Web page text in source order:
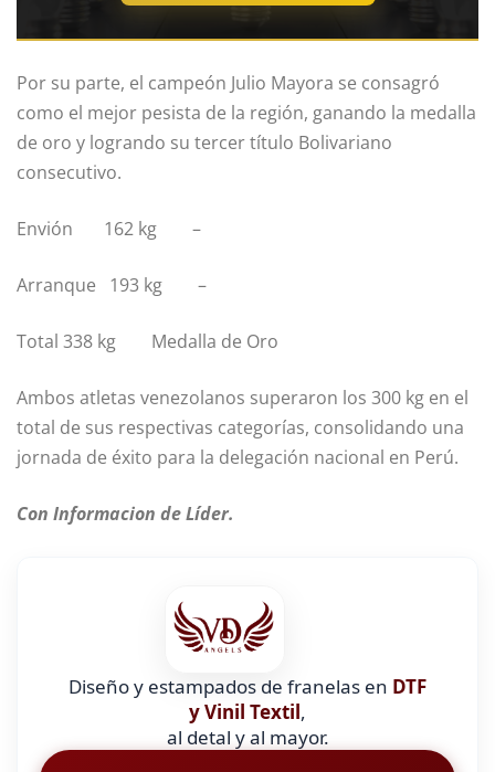
Por su parte, el campeón Julio Mayora se consagró
como el mejor pesista de la región, ganando la medalla
de oro y logrando su tercer título Bolivariano
consecutivo.
Envión 162 kg –
Arranque 193 kg –
Total 338 kg Medalla de Oro
Ambos atletas venezolanos superaron los 300 kg en el
total de sus respectivas categorías, consolidando una
jornada de éxito para la delegación nacional en Perú.
Con Informacion de Líder.
Diseño y estampados de franelas en DTF
y Vinil Textil,
al detal y al mayor.